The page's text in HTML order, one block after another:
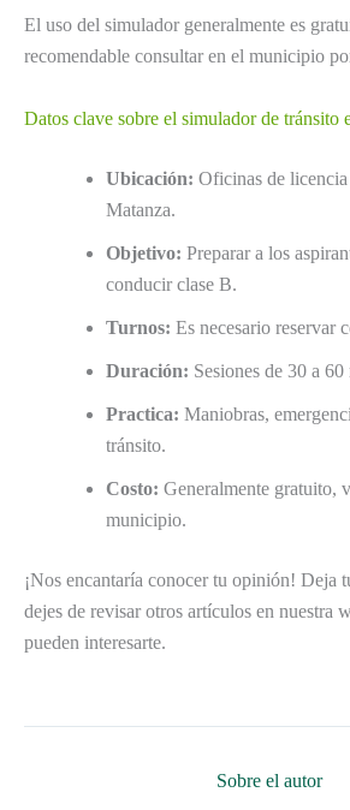
El uso del simulador generalmente es
recomendable consultar en el municipio
Datos clave sobre el simulador de tránsito
Ubicación: Oficinas de
Matanza.
Objetivo: Preparar a los
conducir clase B.
Turnos: Es necesario reservar
Duración: Sesiones de 30 a
Practica: Maniobras,
tránsito.
Costo: Generalmente gratuito,
municipio.
¡Nos encantaría conocer tu opinión! Deja
dejes de revisar otros artículos en nuestra
pueden interesarte.
Sobre el autor